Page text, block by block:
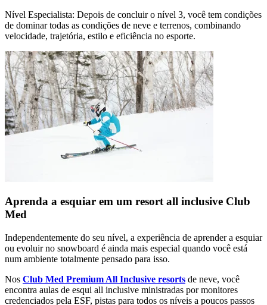
Nível Especialista: Depois de concluir o nível 3, você tem condições
de dominar todas as condições de neve e terrenos, combinando
velocidade, trajetória, estilo e eficiência no esporte.
Aprenda a esquiar em um resort all inclusive Club
Med
Independentemente do seu nível, a experiência de aprender a esquiar
ou evoluir no snowboard é ainda mais especial quando você está
num ambiente totalmente pensado para isso.
Nos Club Med Premium All Inclusive resorts de neve, você
encontra aulas de esqui all inclusive ministradas por monitores
credenciados pela ESF, pistas para todos os níveis a poucos passos